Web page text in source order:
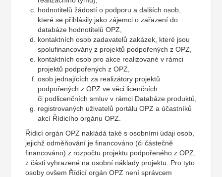
hodnotitelů žádostí o podporu a dalších osob,
které se přihlásily jako zájemci o zařazení do
databáze hodnotitelů OPZ,
kontaktních osob zadavatelů zakázek, které jsou
spolufinancovány z projektů podpořených z OPZ,
kontaktních osob pro akce realizované v rámci
projektů podpořených z OPZ,
osob jednajících za realizátory projektů
podpořených z OPZ ve věci licenčních
či podlicenčních smluv v rámci Databáze produktů,
registrovaných uživatelů portálu OPZ a účastníků
akcí Řídicího orgánu OPZ.
Řídicí orgán OPZ nakládá také s osobními údaji osob,
jejichž odměňování je financováno (či částečně
financováno) z rozpočtu projektu podpořeného z OPZ,
z části vyhrazené na osobní náklady projektu. Pro tyto
osoby ovšem Řídicí orgán OPZ není správcem